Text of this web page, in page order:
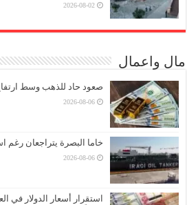
2026-08-02
مال واعمال
صعود حاد للذهب وسط ارتفاع
2026-08-06
خاما البصرة يتراجعان رغم
2026-08-06